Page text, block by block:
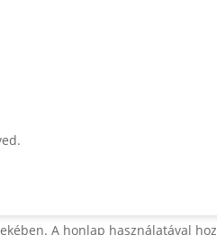
A honlap használatával